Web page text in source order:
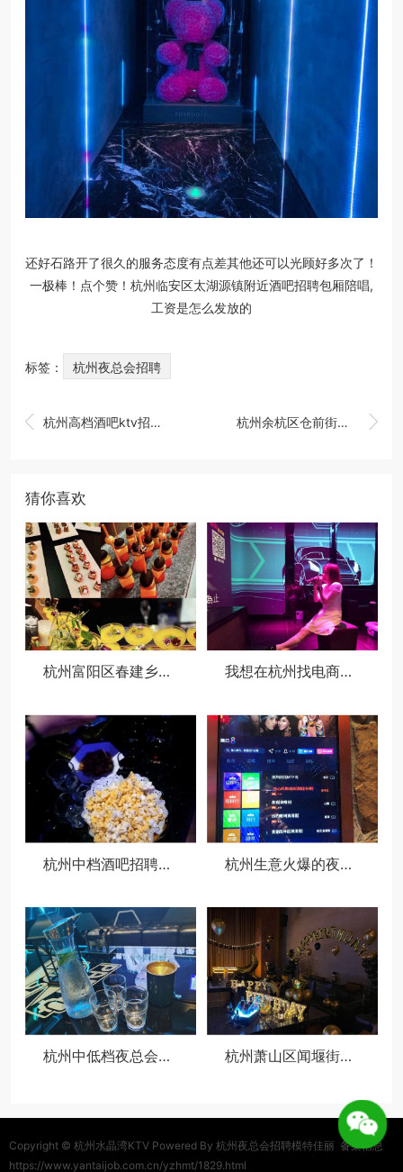
还好石路开了很久的服务态度有点差其他还可以光顾好多次了！
一极棒！点个赞！杭州临安区太湖源镇附近酒吧招聘包厢陪唱,
工资是怎么发放的
标签： 杭州夜总会招聘
 杭州高档酒吧ktv招聘商务礼仪,工作时间和排班制度是怎样的？ 
杭州余杭区仓前街道附近夜总会招聘商务礼仪,生意好好上班的
猜你喜欢
杭州富阳区春建乡附近酒吧招聘商务接待,领队直招没套路的 我想在杭州找电商运营类的工作
杭州中档酒吧招聘包厢陪唱,夜场如何吸引客人选你？ 杭州生意火爆的夜场ktv招聘模特佳丽,招聘电话多少
杭州中低档夜总会招聘包厢公主,(好上班的不挑人) 杭州萧山区闻堰街道附近酒吧招聘包厢管家,一个月工资多少
Copyright © 杭州水晶湾KTV Powered By 杭州夜总会招聘模特佳丽 备案信息
https://www.yantaijob.com.cn/yzhmt/1829.html